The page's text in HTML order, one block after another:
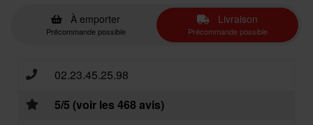
À emporter
Précommande possible
Livraison
Précommande possible
02.23.45.25.98
5/5 (voir les 468 avis)